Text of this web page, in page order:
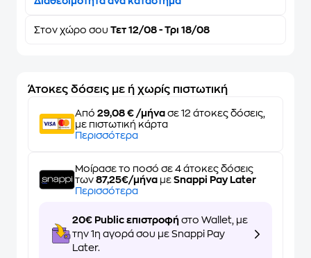
Στον χώρο σου Τετ 12/08 - Τρι 18/08
Άτοκες δόσεις με ή χωρίς πιστωτική
Από 29,08 € /μήνα σε 12 άτοκες δόσεις,
με πιστωτική κάρτα
Περισσότερα
Μοίρασε το ποσό σε 4 άτοκες δόσεις
των 87,25€/μήνα με Snappi Pay Later
Περισσότερα
20€ Public επιστροφή στο Wallet, με
την 1η αγορά σου με Snappi Pay
Later.